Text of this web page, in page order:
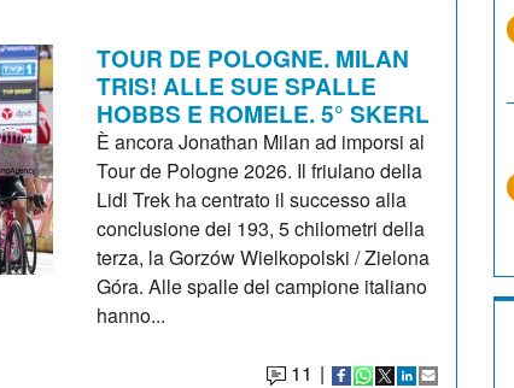
TOUR DE POLOGNE. MILAN
TRIS! ALLE SUE SPALLE
HOBBS E ROMELE. 5° SKERL
È ancora Jonathan Milan ad imporsi al
Tour de Pologne 2026. Il friulano della
Lidl Trek ha centrato il successo alla
conclusione dei 193, 5 chilometri della
terza, la Gorzów Wielkopolski / Zielona
Góra. Alle spalle del campione italiano
hanno...
11 |